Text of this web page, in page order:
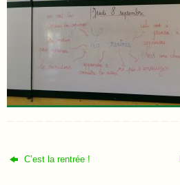
C’est la rentrée !